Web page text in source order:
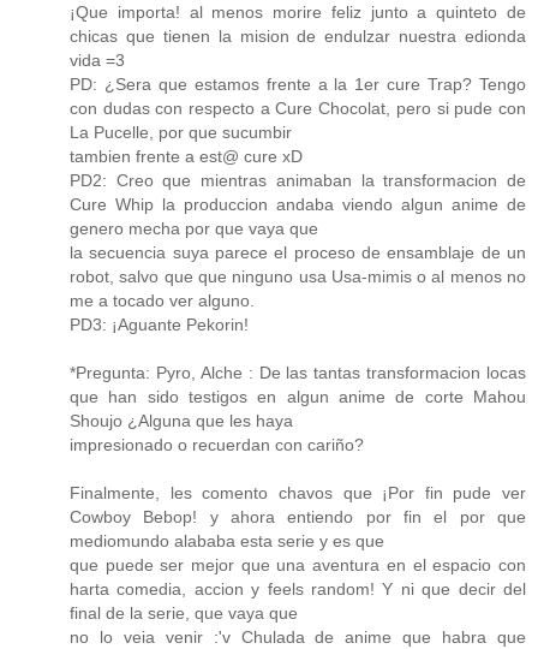
¡Que importa! al menos morire feliz junto a quinteto de
chicas que tienen la mision de endulzar nuestra edionda
vida =3
PD: ¿Sera que estamos frente a la 1er cure Trap? Tengo
con dudas con respecto a Cure Chocolat, pero si pude con
La Pucelle, por que sucumbir
tambien frente a est@ cure xD
PD2: Creo que mientras animaban la transformacion de
Cure Whip la produccion andaba viendo algun anime de
genero mecha por que vaya que
la secuencia suya parece el proceso de ensamblaje de un
robot, salvo que que ninguno usa Usa-mimis o al menos no
me a tocado ver alguno.
PD3: ¡Aguante Pekorin!
*Pregunta: Pyro, Alche : De las tantas transformacion locas
que han sido testigos en algun anime de corte Mahou
Shoujo ¿Alguna que les haya
impresionado o recuerdan con cariño?
Finalmente, les comento chavos que ¡Por fin pude ver
Cowboy Bebop! y ahora entiendo por fin el por que
mediomundo alababa esta serie y es que
que puede ser mejor que una aventura en el espacio con
harta comedia, accion y feels random! Y ni que decir del
final de la serie, que vaya que
no lo veia venir :'v Chulada de anime que habra que